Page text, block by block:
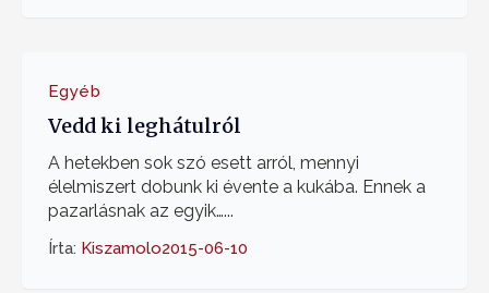
Egyéb
Vedd ki leghátulról
A hetekben sok szó esett arról, mennyi
élelmiszert dobunk ki évente a kukába. Ennek a
pazarlásnak az egyik…...
Írta: Kiszamolo2015-06-10